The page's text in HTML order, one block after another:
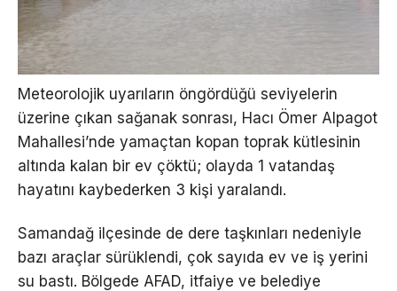
Meteorolojik uyarıların öngördüğü seviyelerin
üzerine çıkan sağanak sonrası, Hacı Ömer Alpagot
Mahallesi’nde yamaçtan kopan toprak kütlesinin
altında kalan bir ev çöktü; olayda 1 vatandaş
hayatını kaybederken 3 kişi yaralandı.
Samandağ ilçesinde de dere taşkınları nedeniyle
bazı araçlar sürüklendi, çok sayıda ev ve iş yerini
su bastı. Bölgede AFAD, itfaiye ve belediye